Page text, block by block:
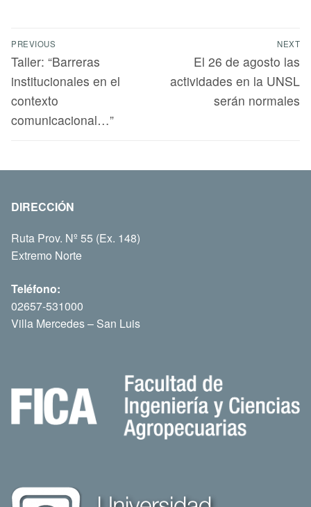
PREVIOUS
Taller: “Barreras
institucionales en el
contexto
comunicacional…”
NEXT
El 26 de agosto las
actividades en la UNSL
serán normales
DIRECCIÓN
Ruta Prov. Nº 55 (Ex. 148)
Extremo Norte
Teléfono:
02657-531000
Villa Mercedes – San Luis